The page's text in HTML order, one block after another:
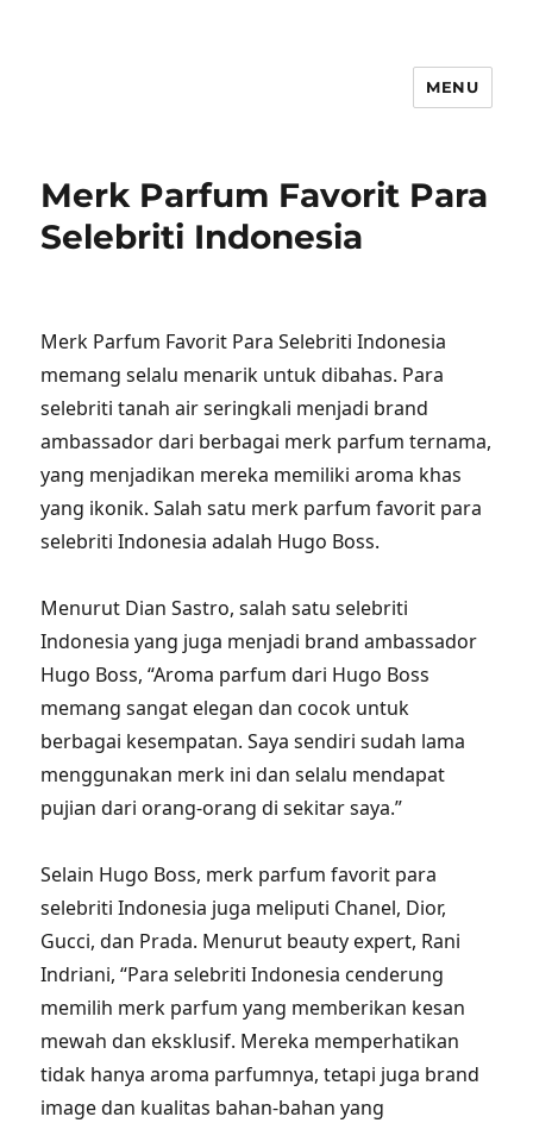
MENU
Merk Parfum Favorit Para
Selebriti Indonesia
Merk Parfum Favorit Para Selebriti Indonesia
memang selalu menarik untuk dibahas. Para
selebriti tanah air seringkali menjadi brand
ambassador dari berbagai merk parfum ternama,
yang menjadikan mereka memiliki aroma khas
yang ikonik. Salah satu merk parfum favorit para
selebriti Indonesia adalah Hugo Boss.
Menurut Dian Sastro, salah satu selebriti
Indonesia yang juga menjadi brand ambassador
Hugo Boss, “Aroma parfum dari Hugo Boss
memang sangat elegan dan cocok untuk
berbagai kesempatan. Saya sendiri sudah lama
menggunakan merk ini dan selalu mendapat
pujian dari orang-orang di sekitar saya.”
Selain Hugo Boss, merk parfum favorit para
selebriti Indonesia juga meliputi Chanel, Dior,
Gucci, dan Prada. Menurut beauty expert, Rani
Indriani, “Para selebriti Indonesia cenderung
memilih merk parfum yang memberikan kesan
mewah dan eksklusif. Mereka memperhatikan
tidak hanya aroma parfumnya, tetapi juga brand
image dan kualitas bahan-bahan yang